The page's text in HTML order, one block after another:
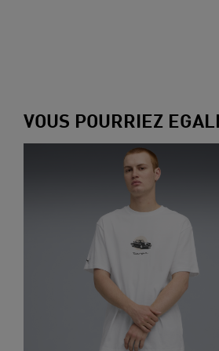
VOUS POURRIEZ